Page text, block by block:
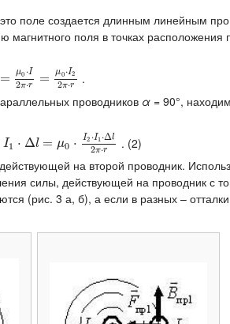
поле создается длинным линейным
магнитного поля в точках
= μ0 ⋅I
2π⋅r = μ0 ⋅I2
2π⋅r
μ0 ⋅I2π⋅ =μ 0⋅I22 π.
проводников α = 90°,
I1 ⋅ Δl = μ0 ⋅ I2 ⋅I1 ⋅Δl
2π⋅r
I1⋅ Δ =μ0⋅I2 ⋅I1⋅ Δ l2π⋅r
. (2)
на второй проводник.
силы, действующей на проводник с
(рис. 3 а, б), а если в разных –